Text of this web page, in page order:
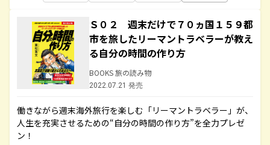
Ｓ０２ 週末だけで７０ヵ国１５９都
市を旅したリーマントラベラーが教え
る自分の時間の作り方
BOOKS 旅の読み物
2022.07.21 発売
働きながら週末海外旅行を楽しむ「リーマントラベラー」が、
人生を充実させるための“自分の時間の作り方”を全力プレゼ
ン！